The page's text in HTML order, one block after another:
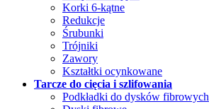
Korki 6-kątne
Redukcje
Śrubunki
Trójniki
Zawory
Kształtki ocynkowane
Tarcze do cięcia i szlifowania
Podkładki do dysków fibrowych